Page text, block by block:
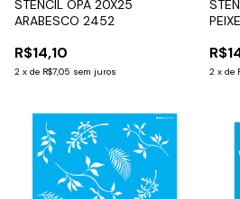
STENCIL OPA 20X25
ARABESCO 2452
R$14,10
2 x de R$7,05 sem juros 2 x de